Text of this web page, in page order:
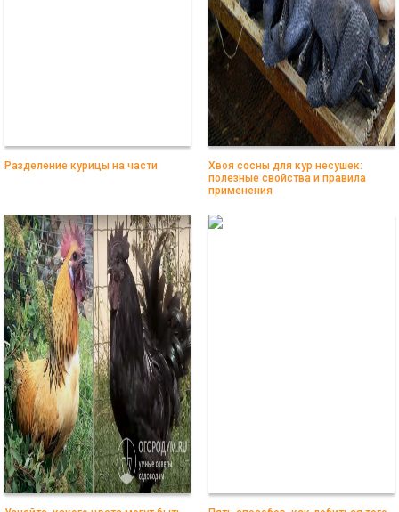
Разделение курицы на части
Хвоя сосны для кур несушек:
полезные свойства и правила
применения